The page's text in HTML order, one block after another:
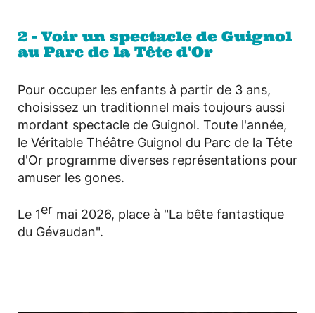
2 - Voir un spectacle de Guignol
au Parc de la Tête d'Or
Pour occuper les enfants à partir de 3 ans,
choisissez un traditionnel mais toujours aussi
mordant spectacle de Guignol. Toute l'année,
le Véritable Théâtre Guignol du Parc de la Tête
d'Or programme diverses représentations pour
amuser les gones.
Le 1er mai 2026, place à "La bête fantastique
du Gévaudan".